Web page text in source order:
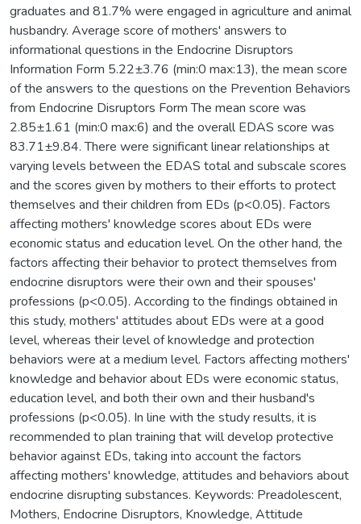
graduates and 81.7% were engaged in agriculture and animal
husbandry. Average score of mothers' answers to
informational questions in the Endocrine Disruptors
Information Form 5.22±3.76 (min:0 max:13), the mean score
of the answers to the questions on the Prevention Behaviors
from Endocrine Disruptors Form The mean score was
2.85±1.61 (min:0 max:6) and the overall EDAS score was
83.71±9.84. There were significant linear relationships at
varying levels between the EDAS total and subscale scores
and the scores given by mothers to their efforts to protect
themselves and their children from EDs (p<0.05). Factors
affecting mothers' knowledge scores about EDs were
economic status and education level. On the other hand, the
factors affecting their behavior to protect themselves from
endocrine disruptors were their own and their spouses'
professions (p<0.05). According to the findings obtained in
this study, mothers' attitudes about EDs were at a good
level, whereas their level of knowledge and protection
behaviors were at a medium level. Factors affecting mothers'
knowledge and behavior about EDs were economic status,
education level, and both their own and their husband's
professions (p<0.05). In line with the study results, it is
recommended to plan training that will develop protective
behavior against EDs, taking into account the factors
affecting mothers' knowledge, attitudes and behaviors about
endocrine disrupting substances. Keywords: Preadolescent,
Mothers, Endocrine Disruptors, Knowledge, Attitude